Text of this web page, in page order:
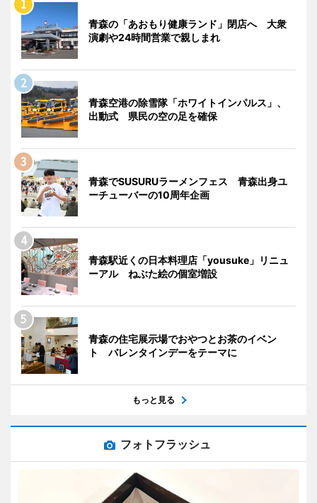
青森の「あおもり健康ランド」閉店へ 大衆
演劇や24時間営業で親しまれ
青森空港の除雪隊「ホワイトインパルス」、
出動式 県民の空の足を確保
青森でSUSURUラーメンフェス 青森出身ユ
ーチューバーの10周年企画
青森駅近くの日本料理店「yousuke」リニュ
ーアル ねぶた絵の個室増設
青森の住宅展示場でおやつとお茶のイベン
ト バレンタインデーをテーマに
もっと見る
フォトフラッシュ